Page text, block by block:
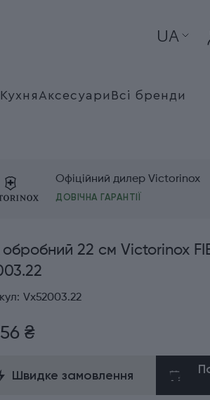
UA
Кухня Аксесуари Всі бренди
Офіційний дилер Victorinox
ДОВІЧНА ГАРАНТІЇ
обробний 22 см Victorinox
Vx52003.22
₴
Швидке замовлення